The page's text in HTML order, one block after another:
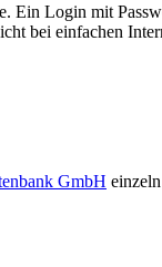
Ein Login mit
bei einfachen
GmbH